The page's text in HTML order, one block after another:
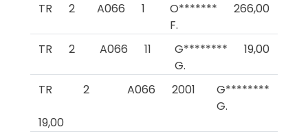
TR 2 A066 1
O*******
F.
266,00
TR 2 A066 11
G********
G.
19,00
TR 2 A066 2001
G********
G.
19,00